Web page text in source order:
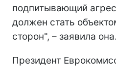
подпитывающий
должен стать
сторон", – заявила она.
Президент